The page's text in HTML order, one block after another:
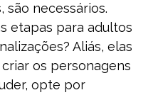
são necessários.
etapas para adultos
Aliás, elas
os personagens
opte por